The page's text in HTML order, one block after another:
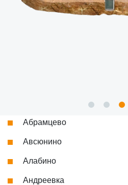
Абрамцево
Авсюнино
Алабино
Андреевка